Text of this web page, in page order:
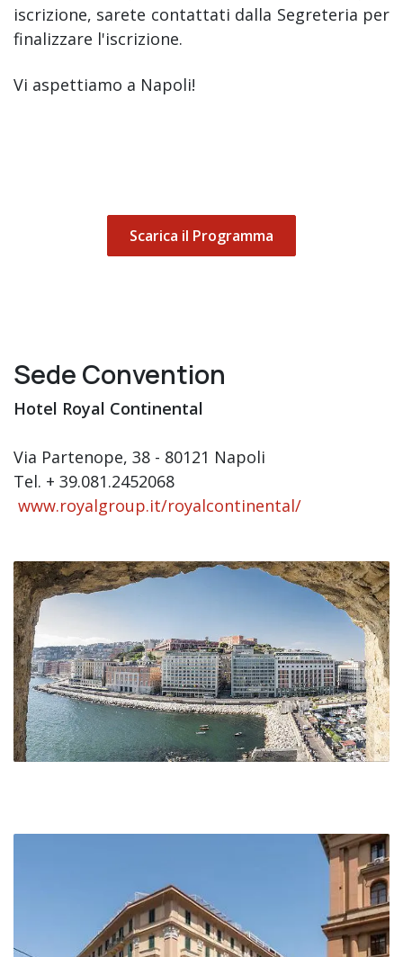
iscrizione, sarete contattati dalla Segreteria per
finalizzare l'iscrizione.
Vi aspettiamo a Napoli!
Scarica il Programma
Sede Convention
Hotel Royal Continental
Via Partenope, 38 - 80121 Napoli
Tel. + 39.081.2452068
www.royalgroup.it/royalcontinental/